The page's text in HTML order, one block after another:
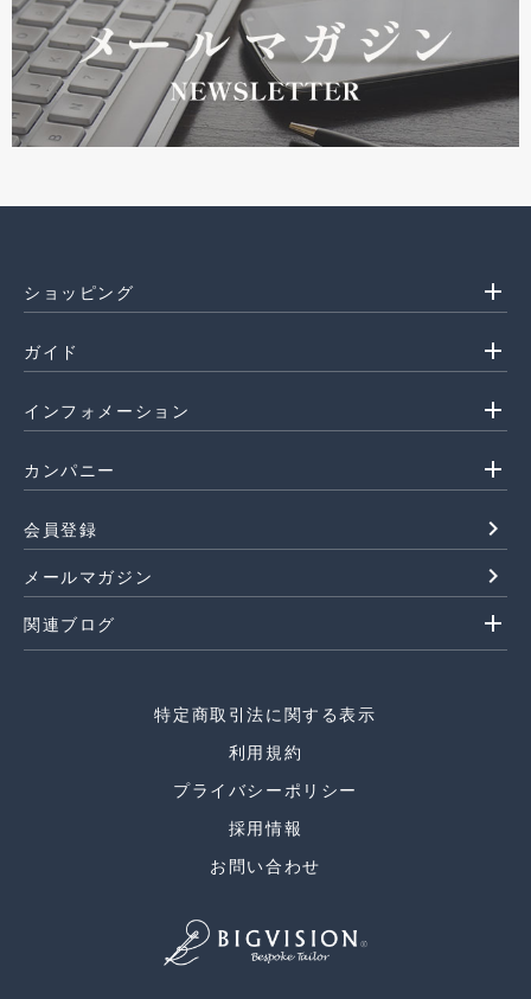
ショッピング add
ガイド add
インフォメーション add
カンパニー add
会員登録 navigate_next
メールマガジン navigate_next
関連ブログ add
特定商取引法に関する表示
利用規約
プライバシーポリシー
採用情報
お問い合わせ